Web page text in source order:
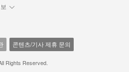
콘텐츠/기사 제휴 문의
Rights Reserved.